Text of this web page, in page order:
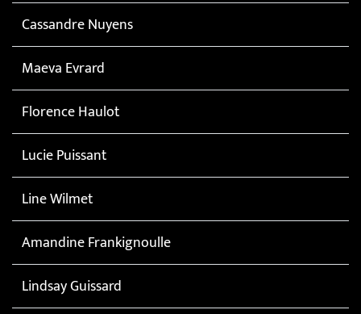
Cassandre Nuyens
Maeva Evrard
Florence Haulot
Lucie Puissant
Line Wilmet
Amandine Frankignoulle
Lindsay Guissard